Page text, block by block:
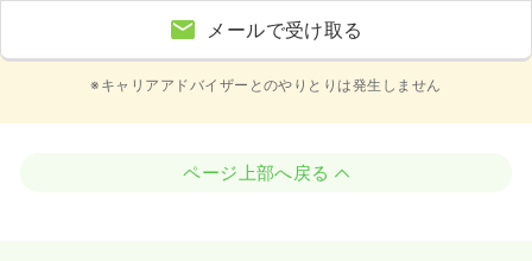
メールで受け取る
※キャリアアドバイザーとのやりとりは発生しません
ページ上部へ戻る